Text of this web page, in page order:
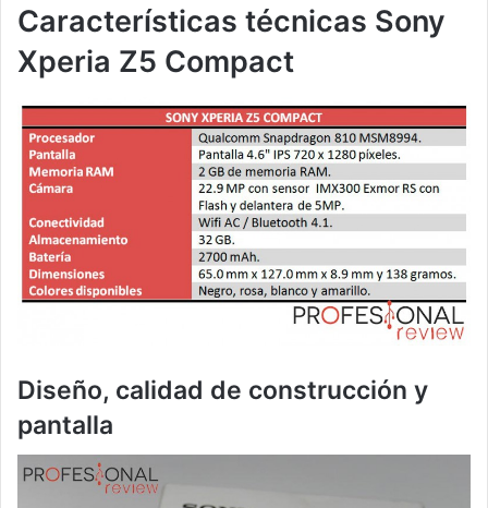
Características técnicas Sony
Xperia Z5 Compact
Diseño, calidad de construcción y
pantalla